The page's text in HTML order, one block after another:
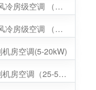
科华 KHJA-P12AU 风冷房级空调 （恒温恒湿）
科华 KHJA-B20AU 风冷房级空调 （单冷）
房空调(5-20kW)
山特城堡 (SCC) 系列机房空调（25-50kW）